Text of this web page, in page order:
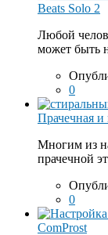
Beats Solo 2
Любой
может быть
0
Прачечная
Многим из
прачечной
0
ComProst